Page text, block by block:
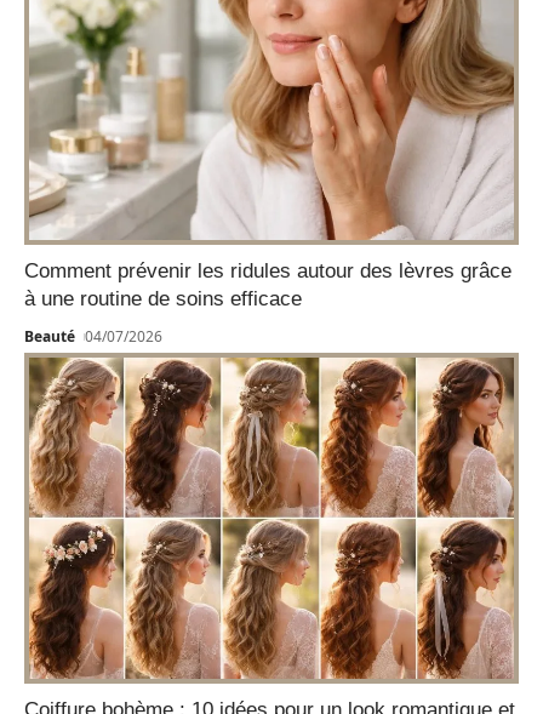
Comment prévenir les ridules autour des lèvres grâce
à une routine de soins efficace
Beauté 04/07/2026